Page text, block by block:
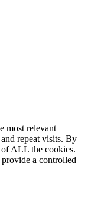
most relevant
repeat visits. By
ALL the cookies.
a controlled